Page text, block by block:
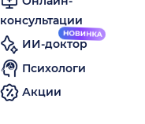
консультации
ИИ-доктор
Психологи
Акции